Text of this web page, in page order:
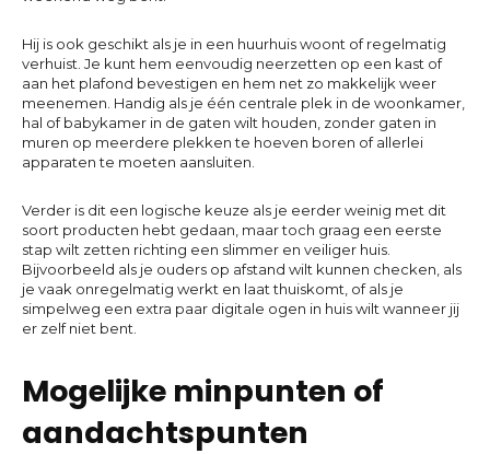
Hij is ook geschikt als je in een huurhuis woont of regelmatig
verhuist. Je kunt hem eenvoudig neerzetten op een kast of
aan het plafond bevestigen en hem net zo makkelijk weer
meenemen. Handig als je één centrale plek in de woonkamer,
hal of babykamer in de gaten wilt houden, zonder gaten in
muren op meerdere plekken te hoeven boren of allerlei
apparaten te moeten aansluiten.
Verder is dit een logische keuze als je eerder weinig met dit
soort producten hebt gedaan, maar toch graag een eerste
stap wilt zetten richting een slimmer en veiliger huis.
Bijvoorbeeld als je ouders op afstand wilt kunnen checken, als
je vaak onregelmatig werkt en laat thuiskomt, of als je
simpelweg een extra paar digitale ogen in huis wilt wanneer jij
er zelf niet bent.
Mogelijke minpunten of
aandachtspunten